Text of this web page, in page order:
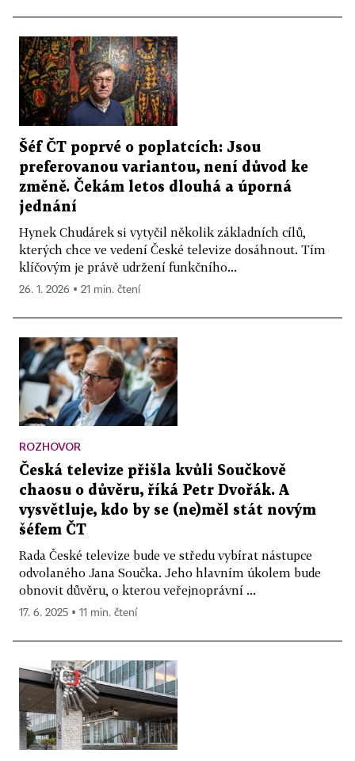
Šéf ČT poprvé o poplatcích: Jsou
preferovanou variantou, není důvod ke
změně. Čekám letos dlouhá a úporná
jednání
Hynek Chudárek si vytyčil několik základních cílů,
kterých chce ve vedení České televize dosáhnout. Tím
klíčovým je právě udržení funkčního...
26. 1. 2026 ▪ 21 min. čtení
ROZHOVOR
Česká televize přišla kvůli Součkově
chaosu o důvěru, říká Petr Dvořák. A
vysvětluje, kdo by se (ne)měl stát novým
šéfem ČT
Rada České televize bude ve středu vybírat nástupce
odvolaného Jana Součka. Jeho hlavním úkolem bude
obnovit důvěru, o kterou veřejnoprávní ...
17. 6. 2025 ▪ 11 min. čtení